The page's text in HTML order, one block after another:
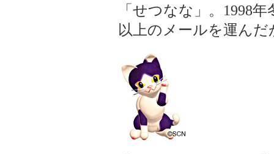
「せつなな」。1998
以上のメールを運ん